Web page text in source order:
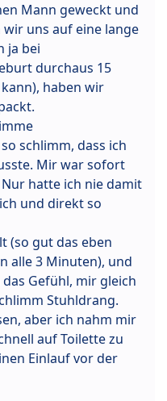
Mann geweckt und
uns auf eine lange
ja bei
durchaus 15
haben wir
schlimm, dass ich
Mir war sofort
Nur hatte ich nie damit
und direkt so
(so gut das eben
alle 3 Minuten), und
Gefühl, mir gleich
Stuhldrang.
aber ich nahm mir
auf Toilette zu
Einlauf vor der